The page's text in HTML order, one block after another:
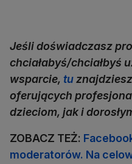
Jeśli doświadczasz
chciałabyś/chciałbyś
wsparcie, tu
oferujących
dzieciom, jak i
ZOBACZ TEŻ:
moderatorów. Na